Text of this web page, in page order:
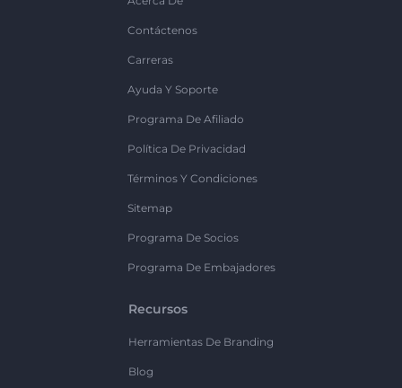
Contáctenos
Carreras
Ayuda Y Soporte
Programa De Afiliado
Política De Privacidad
Términos Y Condiciones
Sitemap
Programa De Socios
Programa De Embajadores
Recursos
Herramientas De Branding
Blog